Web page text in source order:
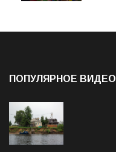
ПОПУЛЯРНОЕ ВИДЕО